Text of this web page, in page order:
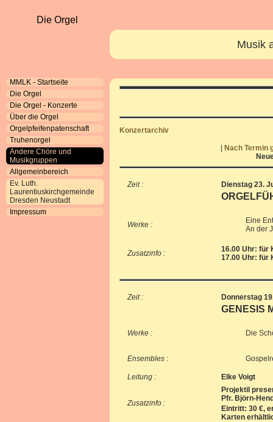
Die Orgel
MMLK - Startseite
Die Orgel
Die Orgel - Konzerte
Über die Orgel
Orgelpfeifenpatenschaft
Truhenorgel
Andere Chöre und
Musikgruppen
Allgemeinbereich
Ev. Luth.
Laurentiuskirchgemeinde
Dresden Neustadt
Impressum
Musik
Konzertarchiv
Nach Termin
Zeit : Dienstag 23.
Werke :
Eine
An der
Zusatzinfo :
16.00 Uhr: für
17.00 Uhr: für
Zeit : Donnerstag
GENESIS
Werke : Die
Ensembles :
Leitung : Elke Voigt
Zusatzinfo :
Projektil
Pfr. Björn-
Eintritt: 30 €,
Karten